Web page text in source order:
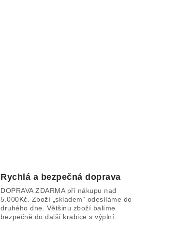
Rychlá a bezpečná doprava
DOPRAVA ZDARMA při nákupu nad
5.000Kč. Zboží „skladem“ odesíláme do
druhého dne. Většinu zboží balíme
bezpečně do další krabice s výplní.